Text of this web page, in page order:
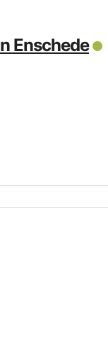
Enschede